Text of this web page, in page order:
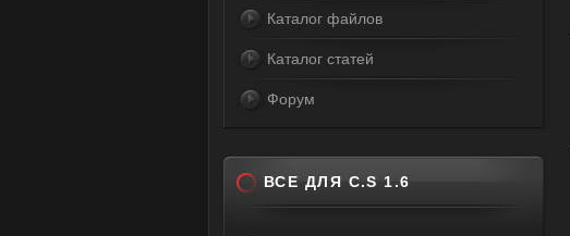
Каталог файлов
Каталог статей
Форум
ВСЕ ДЛЯ C.S 1.6